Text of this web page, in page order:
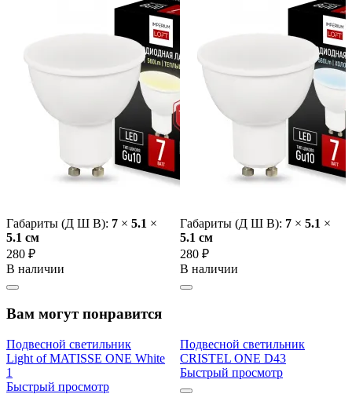
Габариты (Д Ш В): 7 × 5.1 ×
5.1 cм
280 ₽
В наличии
Габариты (Д Ш В): 7 × 5.1 ×
5.1 cм
280 ₽
В наличии
Вам могут понравится
Подвесной светильник
Light of MATISSE ONE White
1
Быстрый просмотр
Подвесной светильник
CRISTEL ONE D43
Быстрый просмотр